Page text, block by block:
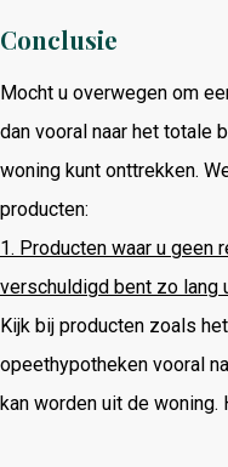
Conclusie
Mocht u overwegen om
dan vooral naar het totale
woning kunt onttrekken.
producten:
1. Producten waar u geen
verschuldigd bent zo lang
Kijk bij producten zoals
opeethypotheken vooral
kan worden uit de